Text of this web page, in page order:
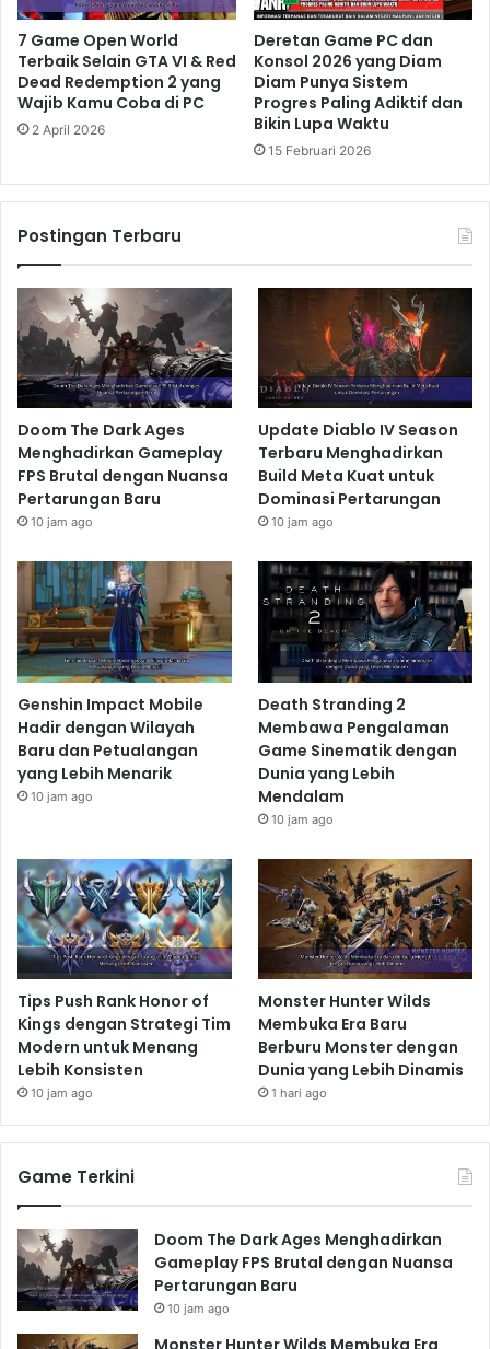
7 Game Open World
Terbaik Selain GTA VI & Red
Dead Redemption 2 yang
Wajib Kamu Coba di PC
2 April 2026
Deretan Game PC dan
Konsol 2026 yang Diam
Diam Punya Sistem
Progres Paling Adiktif dan
Bikin Lupa Waktu
15 Februari 2026
Postingan Terbaru
Doom The Dark Ages
Menghadirkan Gameplay
FPS Brutal dengan Nuansa
Pertarungan Baru
10 jam ago
Update Diablo IV Season
Terbaru Menghadirkan
Build Meta Kuat untuk
Dominasi Pertarungan
10 jam ago
Genshin Impact Mobile
Hadir dengan Wilayah
Baru dan Petualangan
yang Lebih Menarik
10 jam ago
Death Stranding 2
Membawa Pengalaman
Game Sinematik dengan
Dunia yang Lebih
Mendalam
10 jam ago
Tips Push Rank Honor of
Kings dengan Strategi Tim
Modern untuk Menang
Lebih Konsisten
10 jam ago
Monster Hunter Wilds
Membuka Era Baru
Berburu Monster dengan
Dunia yang Lebih Dinamis
1 hari ago
Game Terkini
Doom The Dark Ages Menghadirkan
Gameplay FPS Brutal dengan Nuansa
Pertarungan Baru
10 jam ago
Monster Hunter Wilds Membuka Era